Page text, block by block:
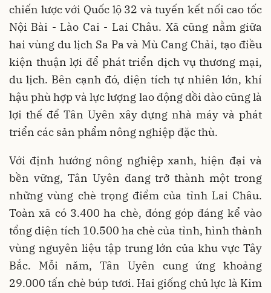
chiến lược với Quốc lộ 32 và tuyến kết nối cao tốc
Nội Bài - Lào Cai - Lai Châu. Xã cũng nằm giữa
hai vùng du lịch Sa Pa và Mù Cang Chải, tạo điều
kiện thuận lợi để phát triển dịch vụ thương mại,
du lịch. Bên cạnh đó, diện tích tự nhiên lớn, khí
hậu phù hợp và lực lượng lao động dồi dào cũng là
lợi thế để Tân Uyên xây dựng nhà máy và phát
triển các sản phẩm nông nghiệp đặc thù.
Với định hướng nông nghiệp xanh, hiện đại và
bền vững, Tân Uyên đang trở thành một trong
những vùng chè trọng điểm của tỉnh Lai Châu.
Toàn xã có 3.400 ha chè, đóng góp đáng kể vào
tổng diện tích 10.500 ha chè của tỉnh, hình thành
vùng nguyên liệu tập trung lớn của khu vực Tây
Bắc. Mỗi năm, Tân Uyên cung ứng khoảng
29.000 tấn chè búp tươi. Hai giống chủ lực là Kim